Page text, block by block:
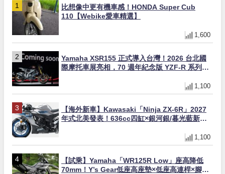
比想像中更有機車感！HONDA Super Cub
110【Webike愛車精選】
1,600
Yamaha XSR155 正式導入台灣！2026 台北國
際摩托車展亮相，70 週年紀念版 YZF-R 系列限
1,100
【海外新車】Kawasaki「Ninja ZX-6R」2027
年式北美發表！636cc四缸×銀河銀/暮光藍新色
1,100
【試乘】Yamaha「WR125R Low」座高降低
70mm！Y’s Gear低座高座墊×低座高連桿×腳踏